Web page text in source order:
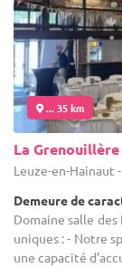
... 35 km
La Grenouillère
Leuze-en-Hainaut
Demeure de
Domaine salle
uniques : - Notre
une capacité